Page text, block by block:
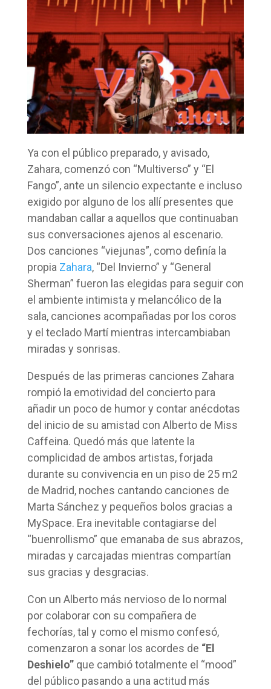
Ya con el público preparado, y avisado,
Zahara, comenzó con “Multiverso” y “El
Fango”, ante un silencio expectante e incluso
exigido por alguno de los allí presentes que
mandaban callar a aquellos que continuaban
sus conversaciones ajenos al escenario.
Dos canciones “viejunas”, como definía la
propia Zahara, “Del Invierno” y “General
Sherman” fueron las elegidas para seguir con
el ambiente intimista y melancólico de la
sala, canciones acompañadas por los coros
y el teclado Martí mientras intercambiaban
miradas y sonrisas.
Después de las primeras canciones Zahara
rompió la emotividad del concierto para
añadir un poco de humor y contar anécdotas
del inicio de su amistad con Alberto de Miss
Caffeina. Quedó más que latente la
complicidad de ambos artistas, forjada
durante su convivencia en un piso de 25 m2
de Madrid, noches cantando canciones de
Marta Sánchez y pequeños bolos gracias a
MySpace. Era inevitable contagiarse del
“buenrollismo” que emanaba de sus abrazos,
miradas y carcajadas mientras compartían
sus gracias y desgracias.
Con un Alberto más nervioso de lo normal
por colaborar con su compañera de
fechorías, tal y como el mismo confesó,
comenzaron a sonar los acordes de “El
Deshielo” que cambió totalmente el “mood”
del público pasando a una actitud más